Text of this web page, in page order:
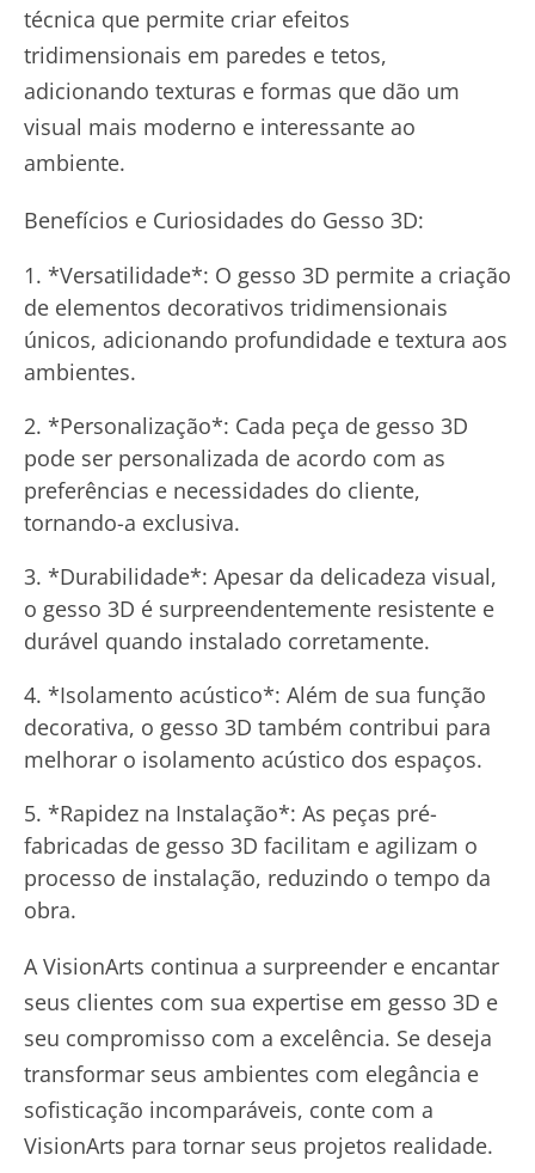
técnica que permite criar efeitos
tridimensionais em paredes e tetos,
adicionando texturas e formas que dão um
visual mais moderno e interessante ao
ambiente.
Benefícios e Curiosidades do Gesso 3D:
*Versatilidade*: O gesso 3D permite a criação
de elementos decorativos tridimensionais
únicos, adicionando profundidade e textura aos
ambientes.
*Personalização*: Cada peça de gesso 3D
pode ser personalizada de acordo com as
preferências e necessidades do cliente,
tornando-a exclusiva.
*Durabilidade*: Apesar da delicadeza visual,
o gesso 3D é surpreendentemente resistente e
durável quando instalado corretamente.
*Isolamento acústico*: Além de sua função
decorativa, o gesso 3D também contribui para
melhorar o isolamento acústico dos espaços.
*Rapidez na Instalação*: As peças pré-
fabricadas de gesso 3D facilitam e agilizam o
processo de instalação, reduzindo o tempo da
obra.
A VisionArts continua a surpreender e encantar
seus clientes com sua expertise em gesso 3D e
seu compromisso com a excelência. Se deseja
transformar seus ambientes com elegância e
sofisticação incomparáveis, conte com a
VisionArts para tornar seus projetos realidade.